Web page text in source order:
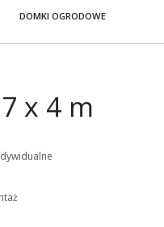
DOMKI OGRODOWE
x 4 m